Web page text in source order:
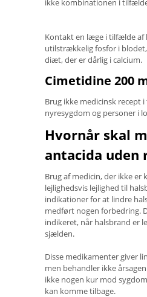
ikke kombinationen i
Kontakt en læge i tilfælde af
utilstrækkelig fosfor i
diæt, der er dårlig i calcium.
Cimetidine 200
Brug ikke medicinsk recept
nyresygdom og personer i
Hvornår skal
antacida uden
Brug af medicin, der ikke er
lejlighedsvis lejlighed til
indikationer for at lindre
medført nogen forbedring.
indikeret, når halsbrand er
sjælden.
Disse medikamenter giver
men behandler ikke
ikke nogen kur mod
kan komme tilbage.